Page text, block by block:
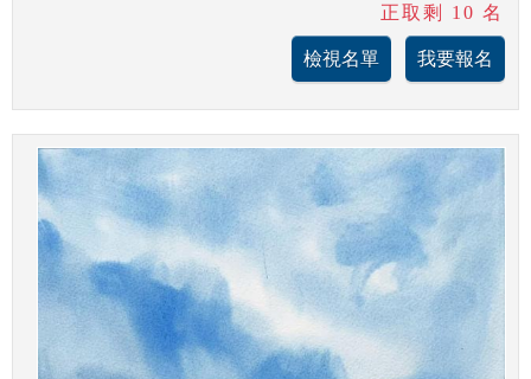
正取剩 10 名